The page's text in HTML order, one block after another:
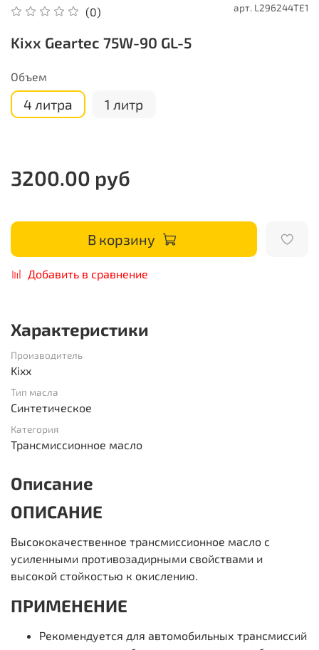
(0) арт. L296244TE1
Kixx Geartec 75W-90 GL-5
Объем
4 литра 1 литр
3200.00 руб
В корзину
Добавить в сравнение
Характеристики
Производитель
Kixx
Тип масла
Синтетическое
Категория
Трансмиссионное масло
Описание
ОПИСАНИЕ
Высококачественное трансмиссионное масло с
усиленными противозадирными свойствами и
высокой стойкостью к окислению.
ПРИМЕНЕНИЕ
Рекомендуется для автомобильных трансмиссий